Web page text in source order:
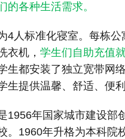
试报名 招生政策
报考经验 招生简章
的各种生活需求。
4人标准化寝室。每栋公
衣机，学生们自助充值
生都安装了独立宽带网
生提供温馨、舒适、便
1956年国家城市建设部
。1960年升格为本科院